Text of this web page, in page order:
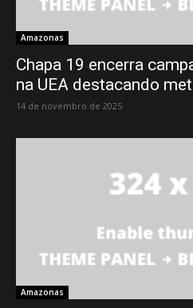
Amazonas
Chapa 19 encerra
na UEA destacando
14 de novembro de 2025
Amazonas